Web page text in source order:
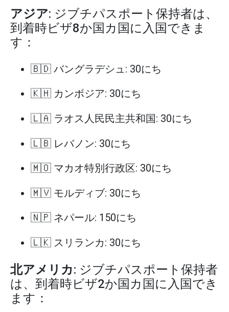
アジア: ジブチパスポート保持者は、
到着時ビザ8か国カ国に入国できま
す：
🇧🇩 バングラデシュ: 30にち
🇰🇭 カンボジア: 30にち
🇱🇦 ラオス人民民主共和国: 30にち
🇱🇧 レバノン: 30にち
🇲🇴 マカオ特別行政区: 30にち
🇲🇻 モルディブ: 30にち
🇳🇵 ネパール: 150にち
🇱🇰 スリランカ: 30にち
北アメリカ: ジブチパスポート保持者
は、到着時ビザ2か国カ国に入国でき
ます：